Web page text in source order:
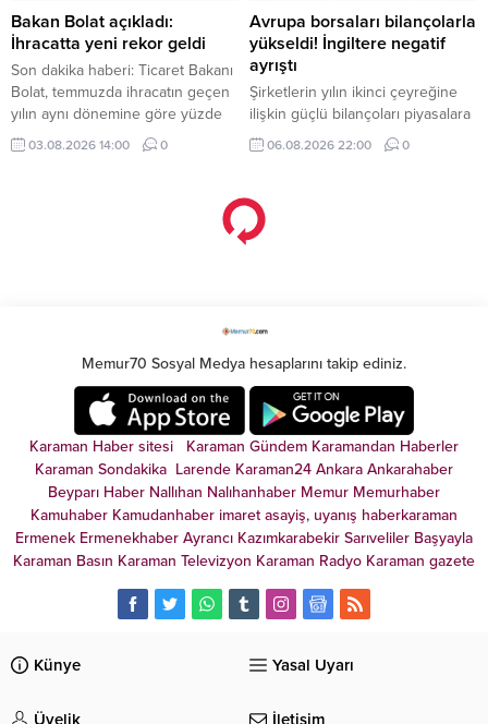
Bakan Bolat açıkladı:
İhracatta yeni rekor geldi
Son dakika haberi: Ticaret Bakanı
Bolat, temmuzda ihracatın geçen
yılın aynı dönemine göre yüzde
2,9 artarak 25,6 milyar dolara
ulaştığını ve en yüksek temmuz
03.08.2026 14:00 0
Avrupa borsaları bilançolarla
yükseldi! İngiltere negatif
ayrıştı
Şirketlerin yılın ikinci çeyreğine
ilişkin güçlü bilançoları piyasalara
pozitif yansımaya devam ediyor.
Güçlü şirket bilançolarının
İngiltere hariç günü yükselişle
tamamladı.
06.08.2026 22:00 0
Memur70 Sosyal Medya hesaplarını takip ediniz.
Karaman Haber sitesi Karaman Gündem Karamandan Haberler
Karaman Sondakika Larende Karaman24 Ankara Ankarahaber
Beyparı Haber Nallıhan Nalıhanhaber Memur Memurhaber
Kamuhaber Kamudanhaber imaret asayiş, uyanış haberkaraman
Ermenek Ermenekhaber Ayrancı Kazımkarabekir Sarıveliler Başyayla
Karaman Basın Karaman Televizyon Karaman Radyo Karaman gazete
Künye Yasal Uyarı